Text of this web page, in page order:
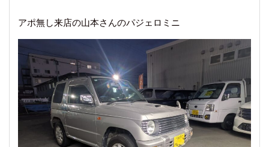
アポ無し来店の山本さんのパジェロミニ